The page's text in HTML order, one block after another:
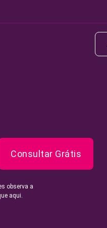
Consultar Grátis
observa a
aqui.